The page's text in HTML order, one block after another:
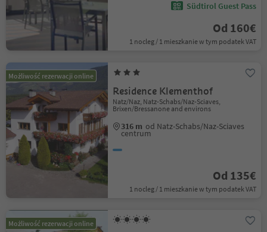
Südtirol Guest Pass
Od 160€
1 nocleg / 1 mieszkanie w tym podatek VAT
Możliwość rezerwacji online
Residence Klementhof
Natz/Naz, Natz-Schabs/Naz-Sciaves,
Brixen/Bressanone and environs
316 m od Natz-Schabs/Naz-Sciaves
centrum
Od 135€
1 nocleg / 1 mieszkanie w tym podatek VAT
Możliwość rezerwacji online